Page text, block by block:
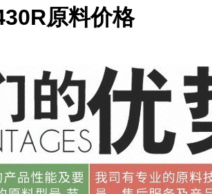
原料价格